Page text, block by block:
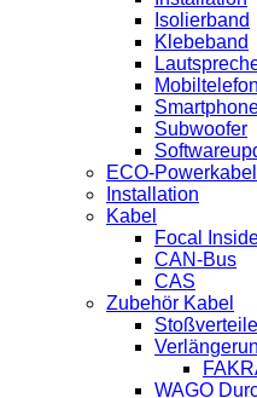
Isolierband
Klebeband
Mobiltelefon
Subwoofer
ECO-Powerkabel
Installation
Kabel
Focal
CAN-Bus
CAS
Zubehör Kabel
WAGO